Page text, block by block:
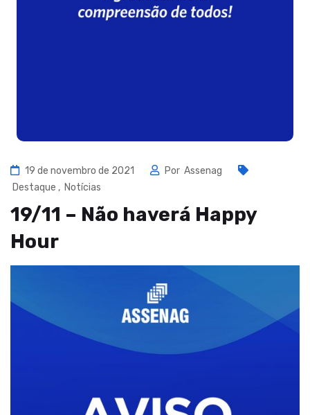
19 de novembro de 2021 Por Assenag
Destaque , Notícias
19/11 – Não haverá Happy
Hour